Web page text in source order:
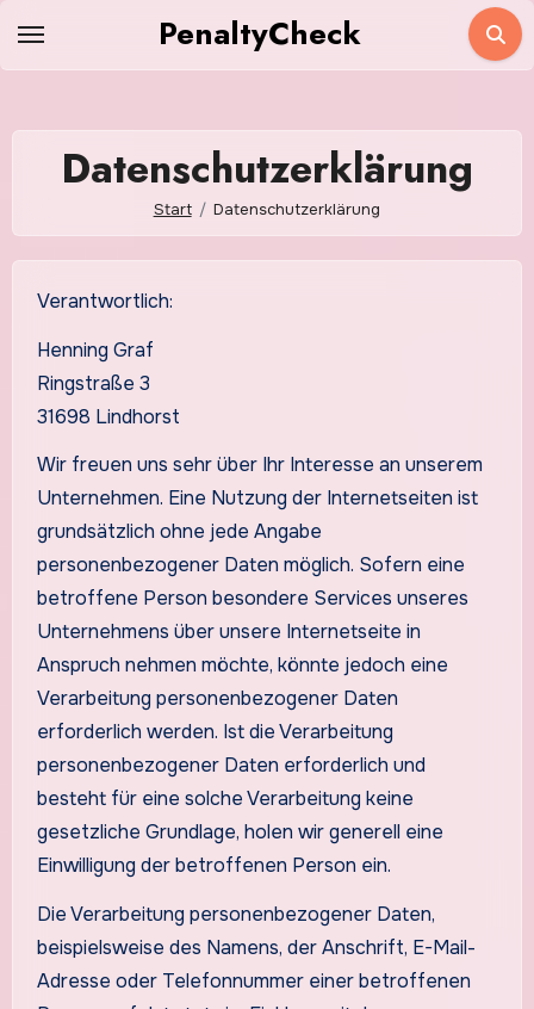
Inhalt
PenaltyCheck
Datenschutzerklärung
Start Datenschutzerklärung
Verantwortlich:
Henning Graf
Ringstraße 3
31698 Lindhorst
Wir freuen uns sehr über Ihr Interesse an unserem
Unternehmen. Eine Nutzung der Internetseiten ist
grundsätzlich ohne jede Angabe
personenbezogener Daten möglich. Sofern eine
betroffene Person besondere Services unseres
Unternehmens über unsere Internetseite in
Anspruch nehmen möchte, könnte jedoch eine
Verarbeitung personenbezogener Daten
erforderlich werden. Ist die Verarbeitung
personenbezogener Daten erforderlich und
besteht für eine solche Verarbeitung keine
gesetzliche Grundlage, holen wir generell eine
Einwilligung der betroffenen Person ein.
Die Verarbeitung personenbezogener Daten,
beispielsweise des Namens, der Anschrift, E-Mail-
Adresse oder Telefonnummer einer betroffenen